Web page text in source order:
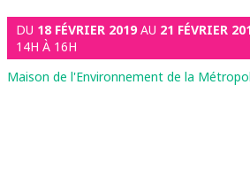
DU 18 FÉVRIER 2019AU 21 FÉVRIER
14H À 16H
Maison de l'Environnement de la